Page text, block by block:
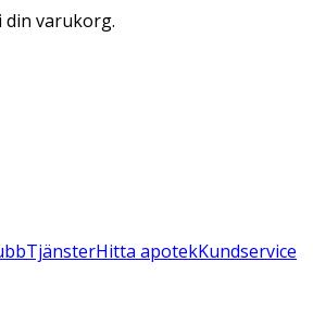
varukorg.
TjänsterHitta apotekKundservice